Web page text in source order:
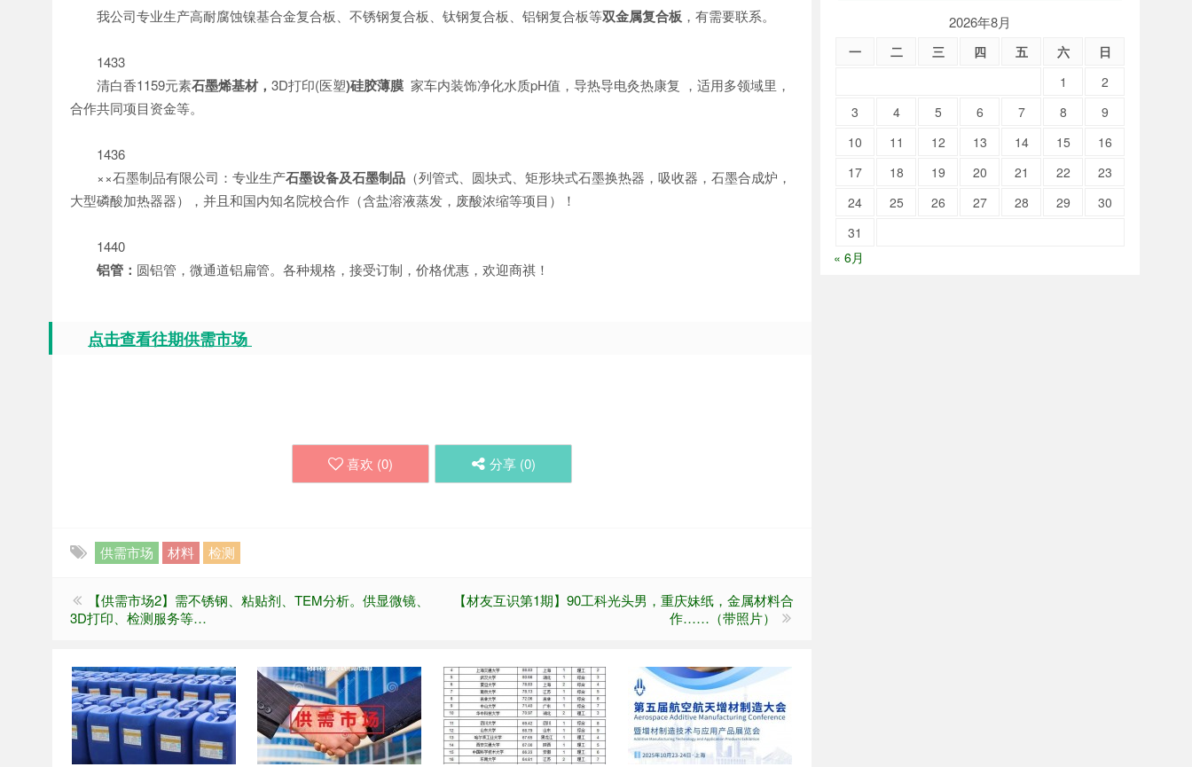
我公司专业生产高耐腐蚀镍基合金复合板、不锈钢复合板、钛钢复合板、铝钢复合板等双金属复合板 ，有需要联系。
1433
清白香1159元素石墨烯基材， 3D打印(医塑)硅胶薄膜 家车内装饰净化水质pH值，导热导电灸热康复 ，适用多领域里，
合作共同项目资金等。
1436
××石墨制品有限公司：专业生产石墨设备及石墨制品 （列管式、圆块式、矩形块式石墨换热器，吸收器，石墨合成炉，
大型磷酸加热器器），并且和国内知名院校合作（含盐溶液蒸发，废酸浓缩等项目）！
1440
铝管： 圆铝管，微通道铝扁管。各种规格，接受订制，价格优惠，欢迎商祺！
点击查看往期供需市场
喜欢 (0) 分享 (0)
供需市场 材料 检测
【供需市场2】需不锈钢、粘贴剂、TEM分析。供显微镜、
3D打印、检测服务等…
【材友互识第1期】90工科光头男，重庆妹纸，金属材料合
作……（带照片）
2026年8月
一 二 三 四 五 六
日
1
2
3
4 5 6 7 8
9
10
11 12 13 14 15
16
17
18 19 20 21 22
23
24
25 26 27 28 29
30
31
« 6月